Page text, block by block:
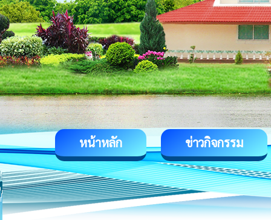
หน้าหลัก ข่าวกิจกรรม